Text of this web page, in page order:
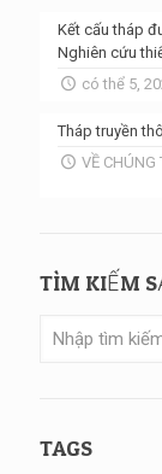
Kết cấu tháp
Nghiên cứu
có thể 5,
Tháp truyền
VỀ CHÚNG
TÌM KIẾM
TAGS